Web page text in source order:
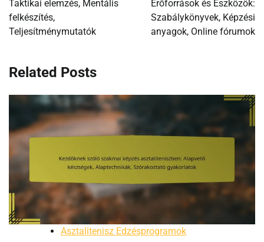
Taktikai elemzés, Mentális
felkészítés,
Teljesítménymutatók
Erőforrások és Eszközök:
Szabálykönyvek, Képzési
anyagok, Online fórumok
Related Posts
Asztalitenisz Edzésprogramok